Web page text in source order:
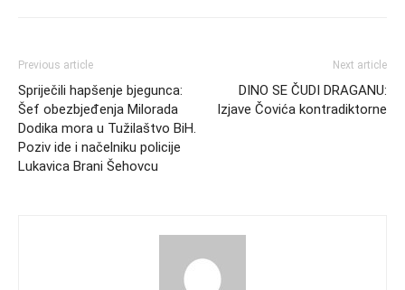
Previous article
Spriječili hapšenje bjegunca:
Šef obezbjeđenja Milorada
Dodika mora u Tužilaštvo BiH.
Poziv ide i načelniku policije
Lukavica Brani Šehovcu
Next article
DINO SE ČUDI DRAGANU:
Izjave Čovića kontradiktorne